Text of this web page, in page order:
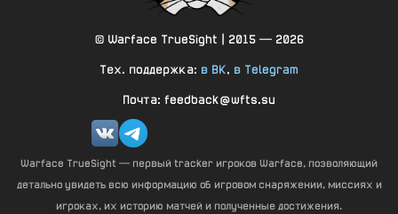
© Warface TrueSight | 2015 — 2026
Тех. поддержка: в ВК, в Telegram
Почта: feedback@wfts.su
Warface TrueSight — первый tracker игроков Warface, позволяющий
детально увидеть всю информацию об игровом снаряжении, миссиях и
игроках, их историю матчей и полученные достижения.